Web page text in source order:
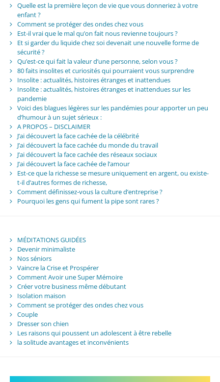
Quelle est la première leçon de vie que vous donneriez à votre
enfant ?
Comment se protéger des ondes chez vous
Est-il vrai que le mal qu’on fait nous revienne toujours ?
Et si garder du liquide chez soi devenait une nouvelle forme de
sécurité ?
Qu’est-ce qui fait la valeur d’une personne, selon vous ?
80 faits insolites et curiosités qui pourraient vous surprendre
Insolite : actualités, histoires étranges et inattendues
Insolite : actualités, histoires étranges et inattendues sur les
pandemie
Voici des blagues légères sur les pandémies pour apporter un peu
d’humour à un sujet sérieux :
A PROPOS – DISCLAIMER
J’ai découvert la face cachée de la célébrité
J’ai découvert la face cachée du monde du travail
J’ai découvert la face cachée des réseaux sociaux
J’ai découvert la face cachée de l’amour
Est-ce que la richesse se mesure uniquement en argent, ou existe-
t-il d’autres formes de richesse,
Comment définissez-vous la culture d’entreprise ?
Pourquoi les gens qui fument la pipe sont rares ?
MÉDITATIONS GUIDÉES
Devenir minimaliste
Nos séniors
Vaincre la Crise et Prospérer
Comment Avoir une Super Mémoire
Créer votre business même débutant
Isolation maison
Comment se protéger des ondes chez vous
Couple
Dresser son chien
Les raisons qui poussent un adolescent à être rebelle
la solitude avantages et inconvénients